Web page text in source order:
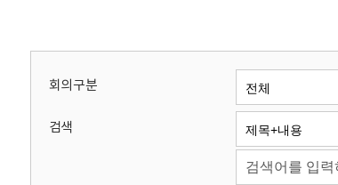
회
회의구분
검색